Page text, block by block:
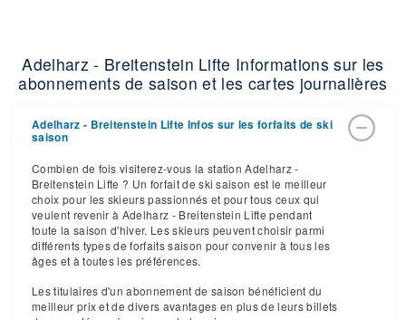
Adelharz - Breitenstein Lifte Informations sur les
abonnements de saison et les cartes journalières
Adelharz - Breitenstein Lifte Infos sur les forfaits de ski
saison
Combien de fois visiterez-vous la station Adelharz -
Breitenstein Lifte ? Un forfait de ski saison est le meilleur
choix pour les skieurs passionnés et pour tous ceux qui
veulent revenir à Adelharz - Breitenstein Lifte pendant
toute la saison d'hiver. Les skieurs peuvent choisir parmi
différents types de forfaits saison pour convenir à tous les
âges et à toutes les préférences.
Les titulaires d'un abonnement de saison bénéficient du
meilleur prix et de divers avantages en plus de leurs billets